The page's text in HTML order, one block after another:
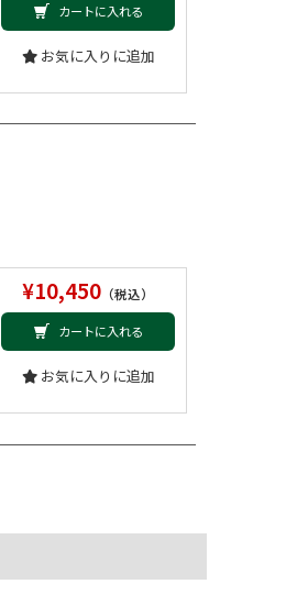
カートに入れる
お気に入りに追加
¥10,450 （税込）
カートに入れる
お気に入りに追加